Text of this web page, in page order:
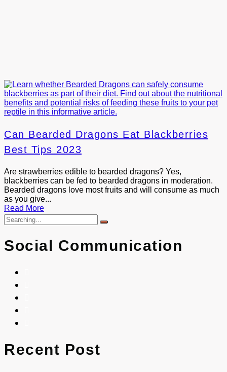
Can Bearded Dragons Eat Blackberries
Best Tips 2023
Are strawberries edible to bearded dragons? Yes,
blackberries can be fed to bearded dragons in moderation.
Bearded dragons love most fruits and will consume as much
as you give...
Read More
Social Communication
Recent Post